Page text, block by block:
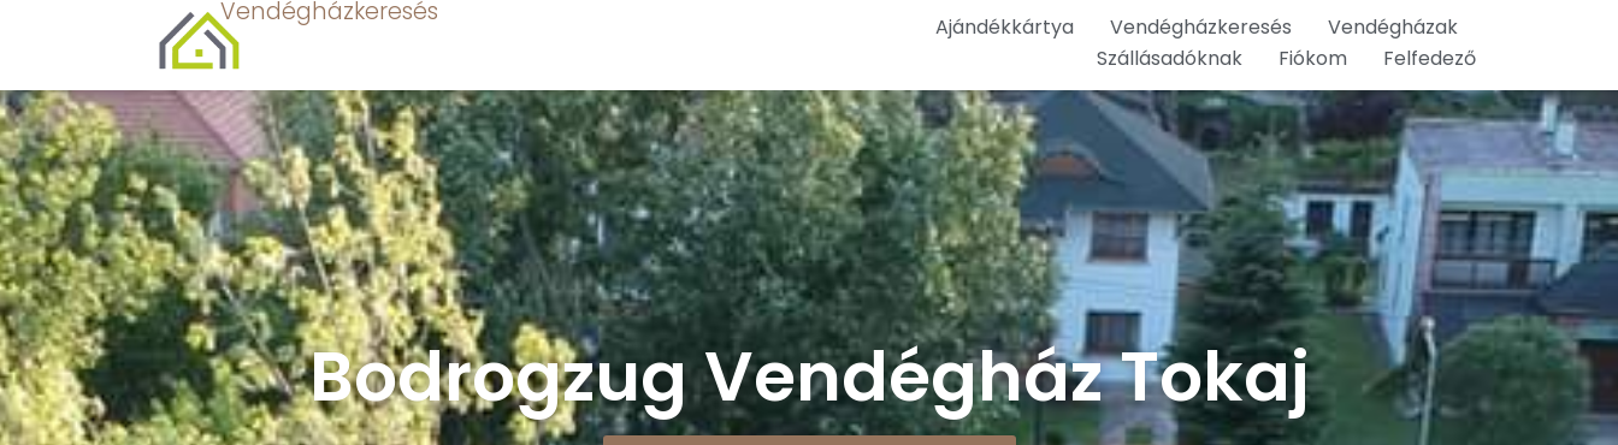
Vendégházkeresés Ajándékkártya Vendégházkeresés
Vendégházak
Szállásadóknak
Fiókom Felfedező
Bodrogzug Vendégház Tokaj